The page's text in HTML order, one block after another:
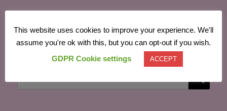
Powered by Translate
după:
This website uses cookies to improve your experience. We'll
assume you're ok with this, but you can opt-out if you wish.
GDPR Cookie settings
ACCEPT